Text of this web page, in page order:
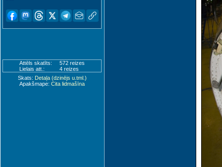
Attēls skatīts:
572 reizes
Lielais att.:
4 reizes
Skats: Detaļa (dzinējs u.tml.)
Apakšmape: Cita lidmašīna